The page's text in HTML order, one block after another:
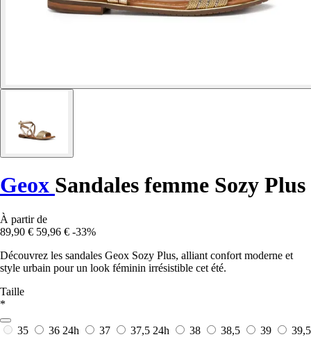
Geox Sandales femme Sozy Plus
À partir de
89,90 € 59,96 € -33%
Découvrez les sandales Geox Sozy Plus, alliant confort moderne et
style urbain pour un look féminin irrésistible cet été.
Taille
*
35 36 24h 37 37,5 24h 38 38,5 39
39,5